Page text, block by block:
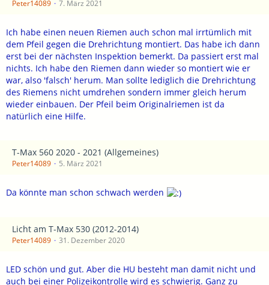
Peter14089 7. März 2021
Ich habe einen neuen Riemen auch schon mal irrtümlich mit
dem Pfeil gegen die Drehrichtung montiert. Das habe ich dann
erst bei der nächsten Inspektion bemerkt. Da passiert erst mal
nichts. Ich habe den Riemen dann wieder so montiert wie er
war, also 'falsch' herum. Man sollte lediglich die Drehrichtung
des Riemens nicht umdrehen sondern immer gleich herum
wieder einbauen. Der Pfeil beim Originalriemen ist da
natürlich eine Hilfe.
T-Max 560 2020 - 2021 (Allgemeines)
Peter14089 5. März 2021
Da könnte man schon schwach werden
Licht am T-Max 530 (2012-2014)
Peter14089 31. Dezember 2020
LED schön und gut. Aber die HU besteht man damit nicht und
auch bei einer Polizeikontrolle wird es schwierig. Ganz zu